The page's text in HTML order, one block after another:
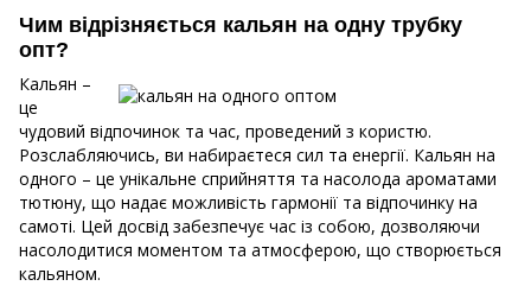
Чим відрізняється кальян на одну трубку
опт?
Кальян –
це
чудовий відпочинок та час, проведений з користю.
Розслабляючись, ви набираєтеся сил та енергії. Кальян на
одного – це унікальне сприйняття та насолода ароматами
тютюну, що надає можливість гармонії та відпочинку на
самоті. Цей досвід забезпечує час із собою, дозволяючи
насолодитися моментом та атмосферою, що створюється
кальяном.